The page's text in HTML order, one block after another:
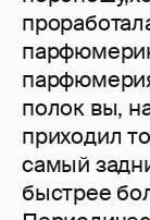
полок вы,
приходил
самый
быстрее